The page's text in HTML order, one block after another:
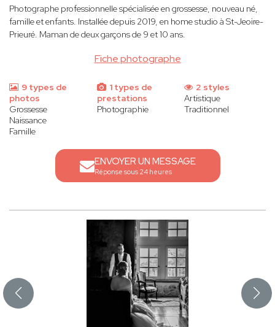
Fiche photographe
Photographe professionnelle spécialisée en grossesse, nouveau né,
famille et enfants. Installée depuis 2019, en home studio à St-Jeoire-
Prieuré. Maman de deux garçons de 9 et 10 ans.
9 types de
photos
Grossesse
Naissance
Famille
1 types de
prestations
Photographie
2 styles
Artistique
Traditionnel
ENVOYER UN MESSAGE
Réponse sous 24 heures